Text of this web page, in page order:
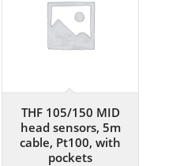
THF 105/150 MID
head sensors, 5m
cable, Pt100, with
pockets